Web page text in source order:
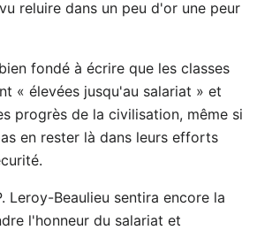
reluire dans un peu d'or une peur
fondé à écrire que les classes
« élevées jusqu'au salariat » et
progrès de la civilisation, même si
en rester là dans leurs efforts
Leroy-Beaulieu sentira encore la
l'honneur du salariat et